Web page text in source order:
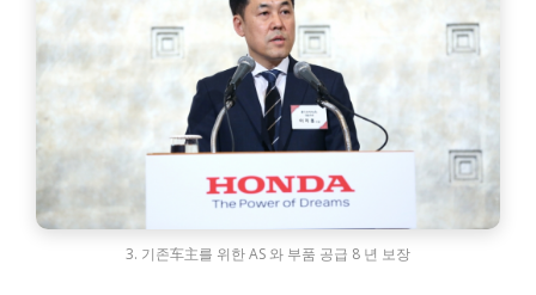
3. 기존车主를 위한 AS 와 부품 공급 8 년 보장